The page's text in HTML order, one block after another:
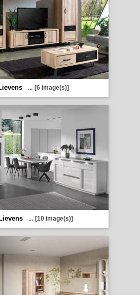
... [6 image(s)]
Lievens ... [10 image(s)]